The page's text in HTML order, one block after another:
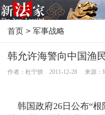
首页 > 军事战略
韩允许海警向中国渔
作者：杜宁轶 2011-12-28 来源：
韩国政府26日公布“根